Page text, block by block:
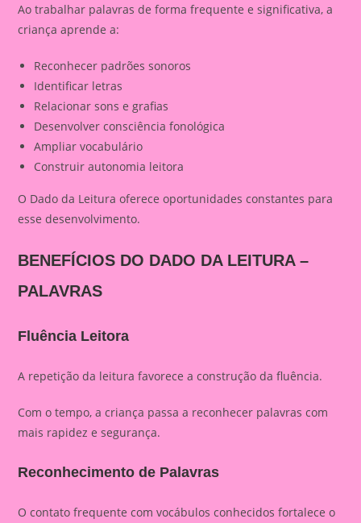
Ao trabalhar palavras de forma frequente e significativa, a
criança aprende a:
Reconhecer padrões sonoros
Identificar letras
Relacionar sons e grafias
Desenvolver consciência fonológica
Ampliar vocabulário
Construir autonomia leitora
O Dado da Leitura oferece oportunidades constantes para
esse desenvolvimento.
BENEFÍCIOS DO DADO DA LEITURA –
PALAVRAS
Fluência Leitora
A repetição da leitura favorece a construção da fluência.
Com o tempo, a criança passa a reconhecer palavras com
mais rapidez e segurança.
Reconhecimento de Palavras
O contato frequente com vocábulos conhecidos fortalece o